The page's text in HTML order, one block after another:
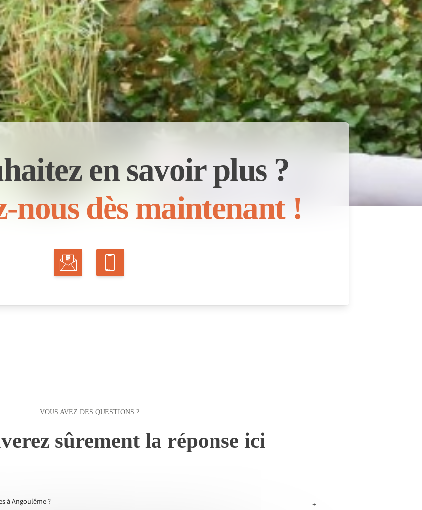
en savoir plus ?
nous dès maintenant !
VOUS AVEZ DES QUESTIONS ?
sûrement la réponse ici
à Angoulême ? +